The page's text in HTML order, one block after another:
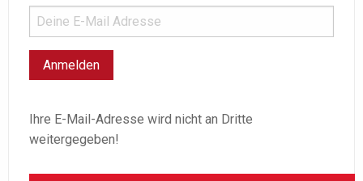
Ihre E-Mail-Adresse wird nicht an Dritte
weitergegeben!